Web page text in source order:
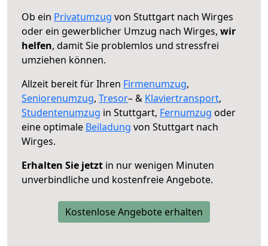
Ob ein Privatumzug von Stuttgart nach Wirges
oder ein gewerblicher Umzug nach Wirges, wir
helfen, damit Sie problemlos und stressfrei
umziehen können.
Allzeit bereit für Ihren Firmenumzug,
Seniorenumzug, Tresor– & Klaviertransport,
Studentenumzug in Stuttgart, Fernumzug oder
eine optimale Beiladung von Stuttgart nach
Wirges.
Erhalten Sie jetzt in nur wenigen Minuten
unverbindliche und kostenfreie Angebote.
Kostenlose Angebote erhalten